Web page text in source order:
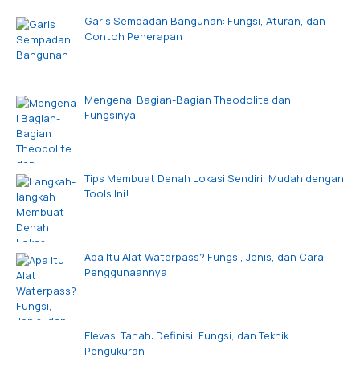
Garis Sempadan Bangunan: Fungsi, Aturan, dan
Contoh Penerapan
Mengenal Bagian-Bagian Theodolite dan
Fungsinya
Tips Membuat Denah Lokasi Sendiri, Mudah dengan
Tools Ini!
Apa Itu Alat Waterpass? Fungsi, Jenis, dan Cara
Penggunaannya
Elevasi Tanah: Definisi, Fungsi, dan Teknik
Pengukuran